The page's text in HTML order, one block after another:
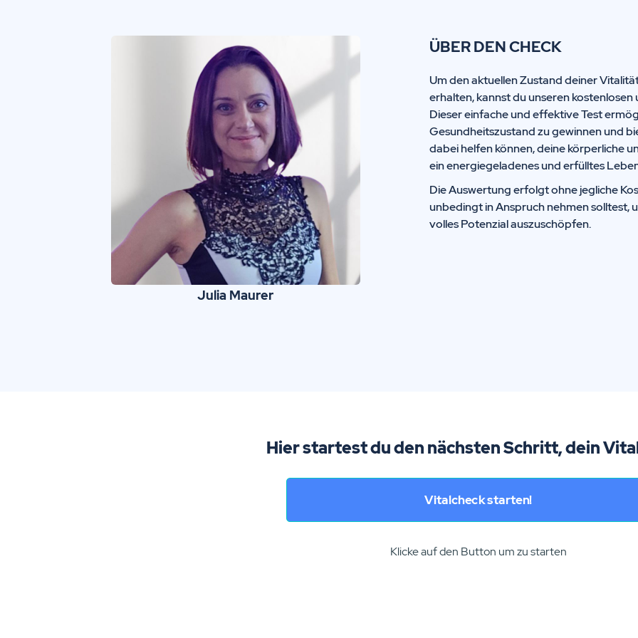
Julia Maurer
ÜBER DEN CHECK
Um den aktuellen Zustand deiner
erhalten, kannst du unseren
Dieser einfache und effektive Test
Gesundheitszustand zu gewinnen und
dabei helfen können, deine körperliche
ein energiegeladenes und erfülltes
Die Auswertung erfolgt ohne jegliche
unbedingt in Anspruch nehmen solltest,
volles Potenzial auszuschöpfen.
Hier startest du den nächsten Schritt, dein
Vitalcheck starten!
Klicke auf den Button um zu starten